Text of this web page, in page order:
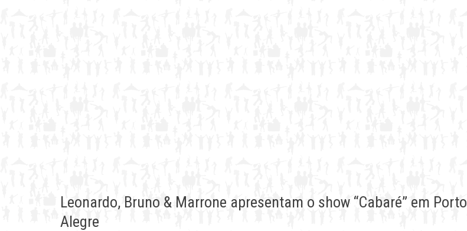
Leonardo, Bruno & Marrone apresentam o show “Cabaré” em Porto
Alegre